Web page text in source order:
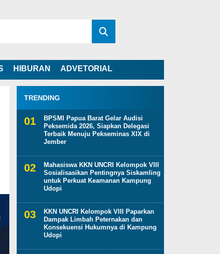
HIBURAN ADVETORIAL
TRENDING
BPSMI Papua Barat Gelar Audisi
Peksemida 2026, Siapkan Delegasi
Terbaik Menuju Pekseminas XIX di
Jember
Mahasiswa KKN UNCRI Kelompok VIII
Sosialisasikan Pentingnya Siskamling
untuk Perkuat Keamanan Kampung
Udopi
KKN UNCRI Kelompok VIII Paparkan
Dampak Limbah Peternakan dan
Konsekuensi Hukumnya di Kampung
Udopi